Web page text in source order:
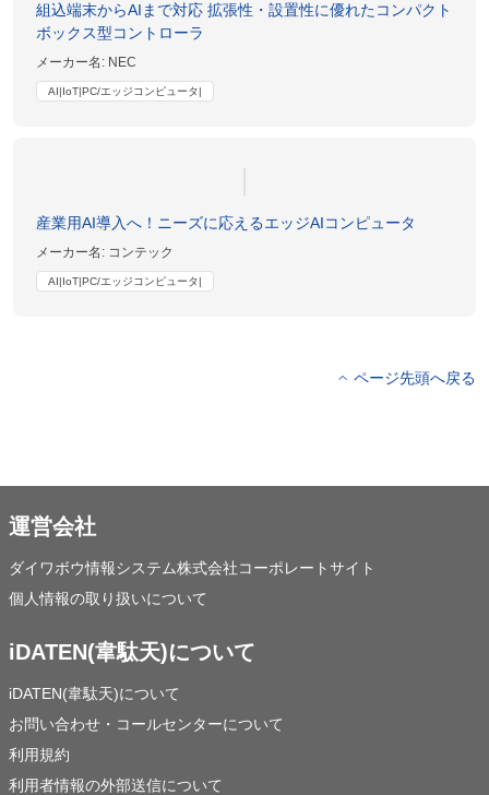
組込端末からAIまで対応 拡張性・設置性に優れたコンパクト
ボックス型コントローラ
メーカー名: NEC
AI|IoT|PC/エッジコンピュータ|
産業用AI導入へ！ニーズに応えるエッジAIコンピュータ
メーカー名: コンテック
AI|IoT|PC/エッジコンピュータ|
ページ先頭へ戻る
運営会社
ダイワボウ情報システム株式会社コーポレートサイト
個人情報の取り扱いについて
iDATEN(韋駄天)について
iDATEN(韋駄天)について
お問い合わせ・コールセンターについて
利用規約
利用者情報の外部送信について